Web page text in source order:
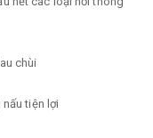
chùi
tiện lợi